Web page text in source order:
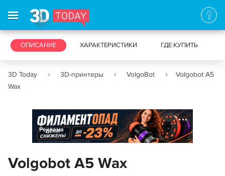
3D-ПРИНТЕРЫ 3D-СКАНЕРЫ
ОПИСАНИЕ ХАРАКТЕРИСТИКИ ГДЕ КУПИТЬ
3D Today 3D-принтеры VolgoBot
Volgobot A5
Wax
Реклама
Volgobot A5 Wax